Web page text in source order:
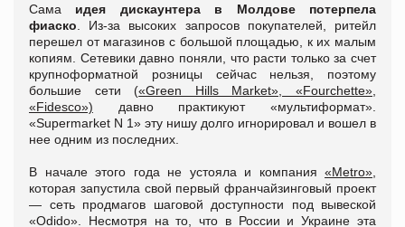
Сама идея дискаунтера в Молдове потерпела
фиаско . Из-за высоких запросов покупателей, ритейл
перешел от магазинов с большой площадью, к их малым
копиям. Сетевики давно поняли, что расти только за счет
крупноформатной розницы сейчас нельзя, поэтому
большие сети («Green Hills Market», «Fourchette»,
«Fidesco») давно практикуют «мультиформат».
«Supermarket N 1» эту нишу долго игнорировал и вошел в
нее одним из последних.
В начале этого года не устояла и компания «Metro»,
которая запустила свой первый франчайзинговый проект
— сеть продмагов шаговой доступности под вывеской
«Odido». Несмотря на то, что в России и Украине эта